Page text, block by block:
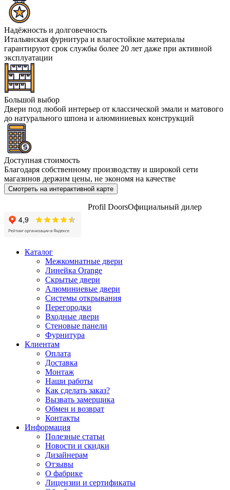
Надёжность и долговечность
Итальянская фурнитура и влагостойкие материалы
гарантируют срок службы более 20 лет даже при активной
эксплуатации
Большой выбор
Двери под любой интерьер от классической эмали и матового
до натурального шпона и алюминиевых конструкций
Доступная стоимость
Благодаря собственному производству и широкой сети
магазинов держим цены, не экономя на качестве
Смотреть на интерактивной карте
Profil DoorsОфициальный дилер
Каталог
Межкомнатные двери
Линейка Orange
Скрытые двери
Алюминиевые двери
Системы открывания
Перегородки
Входные двери
Стеновые панели
Фурнитура
Клиентам
Оплата
Доставка
Монтаж
Наши работы
Как сделать заказ?
Вызвать замерщика
Обмен и возврат
Контакты
Информация
Полезные статьи
Новости и скидки
Дизайнерам
Отзывы
О фабрике
Лицензии и сертификаты